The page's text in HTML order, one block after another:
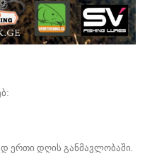
ერთი დღის განმავლობაში.